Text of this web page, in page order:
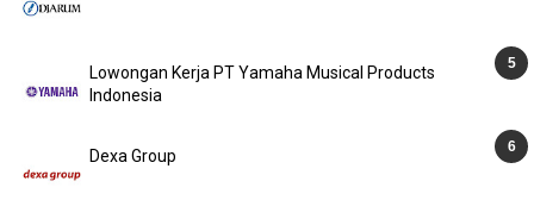
Lowongan Kerja PT Yamaha Musical Products
Indonesia
Dexa Group